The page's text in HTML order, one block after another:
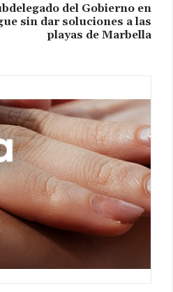
del Gobierno en
sin dar soluciones a las
playas de Marbella